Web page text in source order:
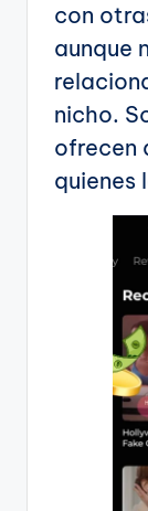
con
aunque
nicho.
ofrecen
quienes